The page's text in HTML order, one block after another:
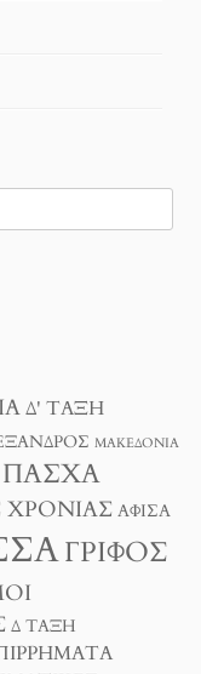
Δ' ΤΆΞΗ
ΜΑΚΕΔΟΝΊΑ
ΠΆΣΧΑ
ΑΦΊΣΑ
ΓΡΊΦΟΣ
Δ ΤΑΞΗ